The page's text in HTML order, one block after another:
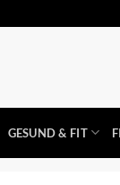
GESUND & FIT